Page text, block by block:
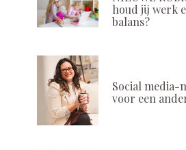
houd jij werk
balans?
Social media-
voor een